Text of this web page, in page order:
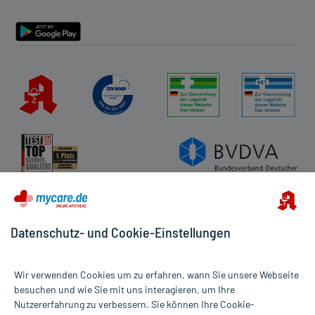
Alle Preise gelten inkl. MwSt., ggf. zzgl. Versandkosten
Datenschutz- und Cookie-Einstellungen
Wir verwenden Cookies um zu erfahren, wann Sie unsere Webseite
besuchen und wie Sie mit uns interagieren, um Ihre
Nutzererfahrung zu verbessern. Sie können Ihre Cookie-